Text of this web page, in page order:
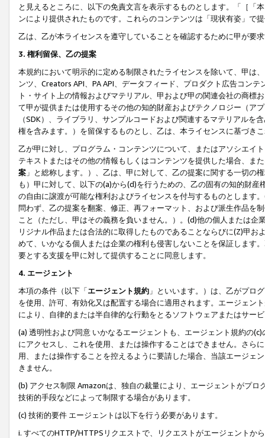
と見えるところに、以下の免責文言を表示するものとします。「［「
ンにより提供されたものです。これらのコンテンツは「現状有姿」で
乙は、乙が本ライセンスを遵守していることを確認するために甲が要
3. 権利留保、乙の提案
本規約において明示的に定める制限されたライセンスを除いて、甲は
ンツ、Creators API、PA API、データフィード、プロダクト広告コン
ト・サイト上の情報およびマテリアル、甲および甲の関連会社の商
て甲が提供または使用するその他の知的財産およびテクノロジー（ア
（SDK）、ライブラリ、サンプルコードおよび関連するマテリアル
権を含みます。）を留保するものとし、乙は、本ライセンスに基づき
乙が甲に対し、プログラム・コンテンツについて、またはアソシエイ
テキストまたはその他の情報もしくはコンテンツを提供した場合、ま
案 」と総称します。）、乙は、甲に対して、乙の提案に関する一切
も）甲に対して、以下の(a)から(d)を行うための、乙の固有の知的財
の自由に譲渡が可能な権利およびライセンスを付与するものとします
問わず、乙の提案を翻案、修正、再フォーマット、および派生作品を
こと（ただし、甲はその義務を負いません。）。(d)他の個人または
リジナル作品または合法的に取得したものであることならびに(Z)甲
めて、いかなる個人または企業の権利も侵害しないことを保証します
要とする支援を甲に対して提供することに同意します。
4. エージェント
本項の条件（以下「エージェント規約 」といいます。）は、乙がプロ
を使用、許可、有効化又は配置する場合に適用されます。エージェン
により、自律的または半自律的な行動をとるソフトウェアまたはサー
(a) 透明性および同意 いかなるエージェントも、エージェント規約の
にアクセスし、これを使用、または操作することはできません。さら
用、または操作することを控えるように要請した場合、当該エージェ
きません。
(b) アクセス制限 Amazonは、独自の裁量により、エージェントがプ
技術的手段などによって制限する場合があります。
(c) 技術的要件 エージェントは以下を行う必要があります。
i. すべてのHTTP/HTTPSリクエストで、リクエストがエージェントか